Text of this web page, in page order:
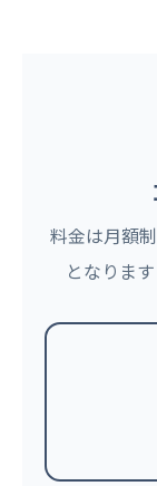
料金は月額
となりま